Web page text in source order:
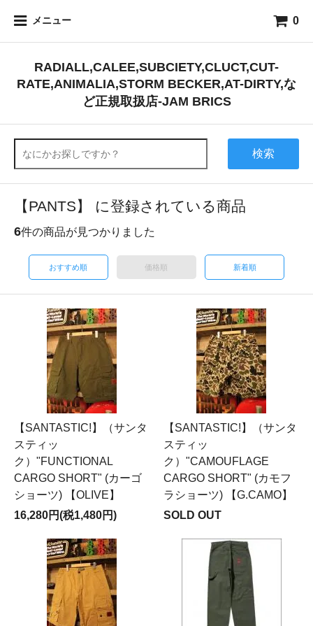
メニュー 0
RADIALL,CALEE,SUBCIETY,CLUCT,CUT-
RATE,ANIMALIA,STORM BECKER,AT-DIRTY,な
ど正規取扱店-JAM BRICS
検索
【PANTS】 に登録されている商品
6件の商品が見つかりました
おすすめ順 価格順 新着順
【SANTASTIC!】（サンタ
スティッ
ク）"FUNCTIONAL
CARGO SHORT" (カーゴ
ショーツ) 【OLIVE】
16,280円(税1,480円)
【SANTASTIC!】（サンタ
スティッ
ク）"CAMOUFLAGE
CARGO SHORT" (カモフ
ラショーツ) 【G.CAMO】
SOLD OUT